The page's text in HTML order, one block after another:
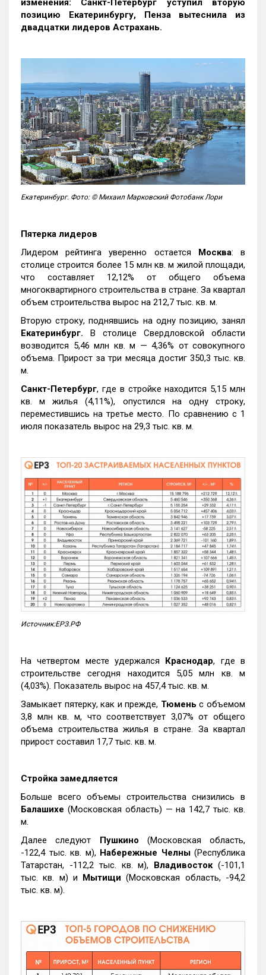
изменения: Санкт-Петербург уступил вторую
позицию Екатеринбургу, Пенза вытеснила из
двадцатки лидеров Астрахань.
Екатеринбург. Фото: © Михаил Марковский Фотобанк Лори
Пятерка лидеров
Лидером рейтинга уверенно остается Москва: в
столице строится более 15 млн кв. м жилой площади,
что составляет 12,12% от общего объема
многоквартирного строительства в стране. За квартал
объем строительства вырос на 212,7 тыс. кв. м.
Вторую строку, поднявшись на одну позицию, занял
Екатеринбург. В столице Свердловской области
возводится 5,46 млн кв. м — 4,36% от совокупного
объема. Прирост за три месяца достиг 350,3 тыс. кв.
м.
Санкт-Петербург, где в стройке находится 5,15 млн
кв. м жилья (4,11%), опустился на одну строку,
переместившись на третье место. По сравнению с 1
июля показатель вырос на 29,3 тыс. кв. м.
Источник:ЕРЗ.РФ
На четвертом месте удержался Краснодар, где в
строительстве сегодня находится 5,05 млн кв. м
(4,03%). Показатель вырос на 457,4 тыс. кв. м.
Замыкает пятерку, как и прежде, Тюмень с объемом
3,8 млн кв. м, что соответствует 3,07% от общего
объема строительства жилья в стране. За квартал
прирост составил 17,7 тыс. кв. м.
Стройка замедляется
Больше всего объемы строительства снизились в
Балашихе (Московская область) — на 142,7 тыс. кв.
м.
Далее следуют Пушкино (Московская область,
-122,4 тыс. кв. м), Набережные Челны(Республика
Татарстан, -112,2 тыс. кв. м), Владивосток(-101,1
тыс. кв. м) и Мытищи (Московская область, -94,2
тыс. кв. м).